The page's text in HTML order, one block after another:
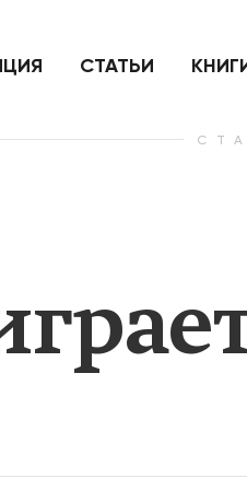
нанесенный
СТАТЬИ